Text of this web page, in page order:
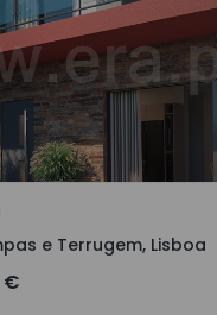
e Terrugem, Lisboa
e Terrugem, Lisboa
€